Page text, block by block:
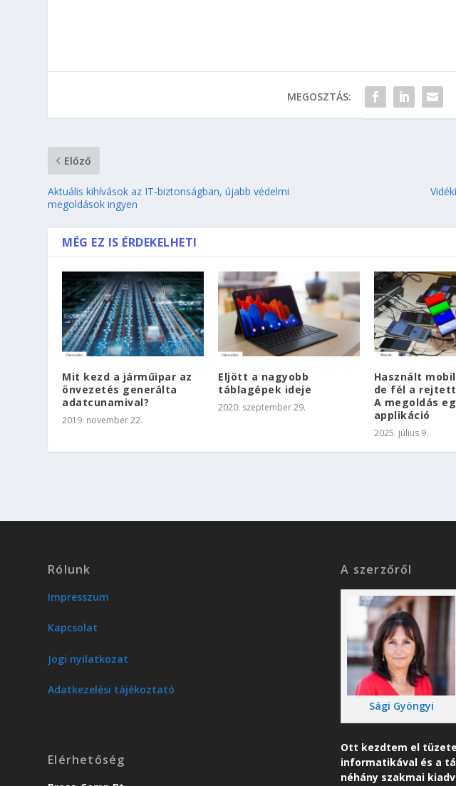
MEGOSZTÁS:
Előző
Aktuális kihívások az IT-biztonságban, újabb védelmi
megoldások ingyen
MÉG EZ IS ÉRDEKELHETI
Mit kezd a járműipar az
önvezetés generálta
adatcunamival?
2019. november 22.
Eljött a nagyobb
táblagépek ideje
2020. szeptember 29.
Használt
de fél a
A megoldás
applikáció
2025. július 9.
Rólunk
Impresszum
Kapcsolat
Jogi nyilatkozat
Adatkezelési tájékoztató
Elérhetőség
A szerzőről
Sági Gyöngyi
Ott kezdtem el
informatikával és a
néhány szakmai